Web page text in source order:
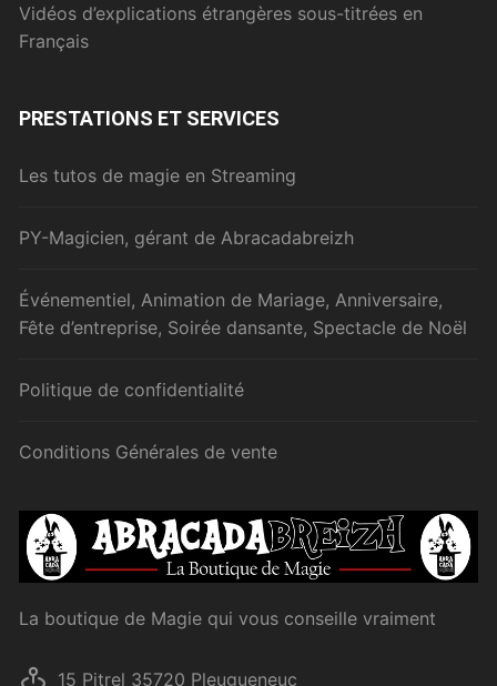
Vidéos d’explications étrangères sous-titrées en
Français
PRESTATIONS ET SERVICES
Les tutos de magie en Streaming
PY-Magicien, gérant de Abracadabreizh
Événementiel, Animation de Mariage, Anniversaire,
Fête d’entreprise, Soirée dansante, Spectacle de Noël
Politique de confidentialité
Conditions Générales de vente
La boutique de Magie qui vous conseille vraiment
15 Pitrel 35720 Pleugueneuc